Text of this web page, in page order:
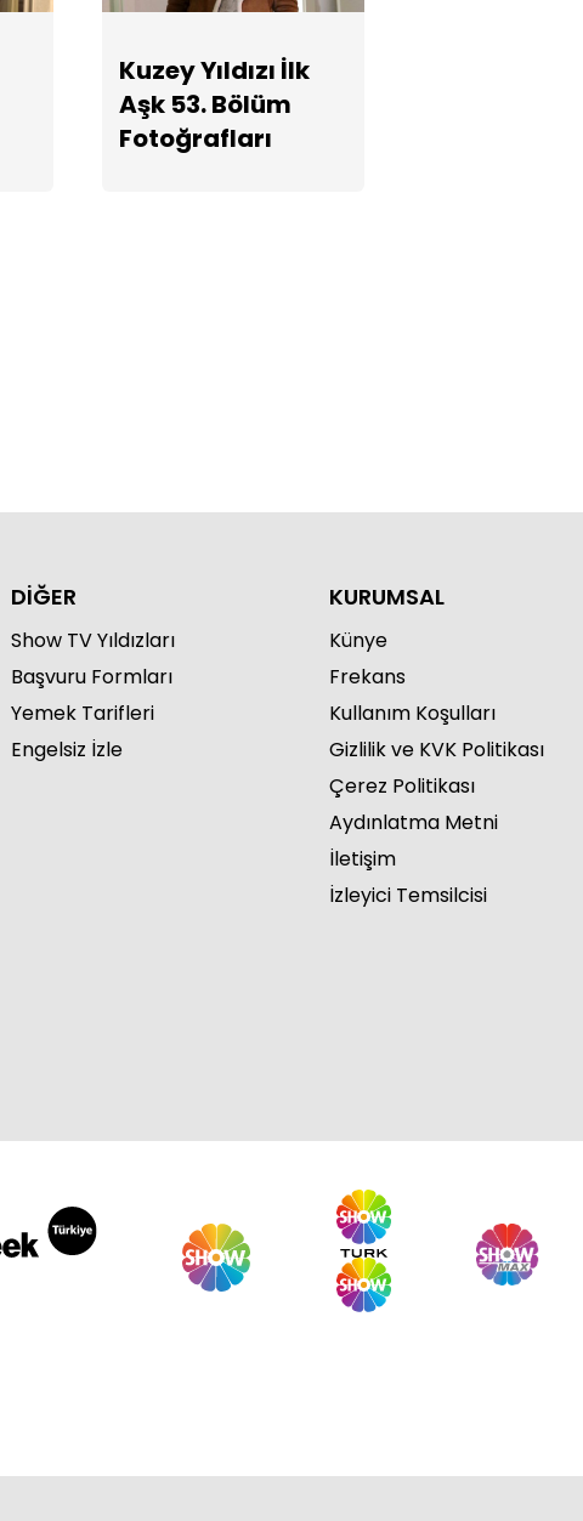
Kuzey Yıldızı İlk
Aşk 53. Bölüm
Fotoğrafları
DİĞER
Show TV Yıldızları
Başvuru Formları
Yemek Tarifleri
Engelsiz İzle
KURUMSAL
Künye
Frekans
Kullanım Koşulları
Gizlilik ve KVK Politikası
Çerez Politikası
Aydınlatma Metni
İletişim
İzleyici Temsilcisi